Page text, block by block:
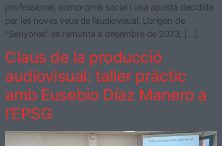
professional, compromís social i una aposta decidida
per les noves veus de l’audiovisual. L’origen de
“Senyores” es remunta a desembre de 2023, […]
Claus de la producció
audiovisual: taller pràctic
amb Eusebio Díaz Manero a
l’EPSG